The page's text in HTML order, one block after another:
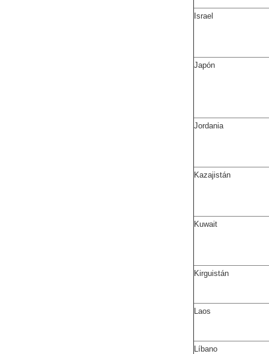
Israel
Japón
Jordania
Kazajistán
Kuwait
Kirguistán
Laos
Líbano